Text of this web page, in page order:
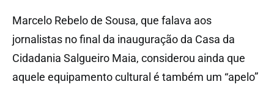
Marcelo Rebelo de Sousa, que falava aos
jornalistas no final da inauguração da Casa da
Cidadania Salgueiro Maia, considerou ainda que
aquele equipamento cultural é também um “apelo”